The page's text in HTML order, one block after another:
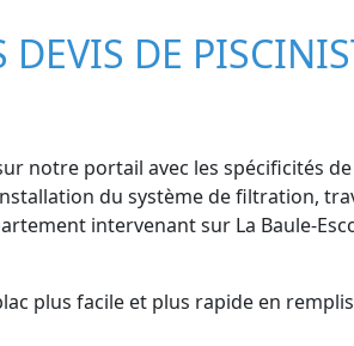
DE
notre portail avec les spécificités
du système de filtration,
intervenant sur La Baule-
plus facile et plus rapide en